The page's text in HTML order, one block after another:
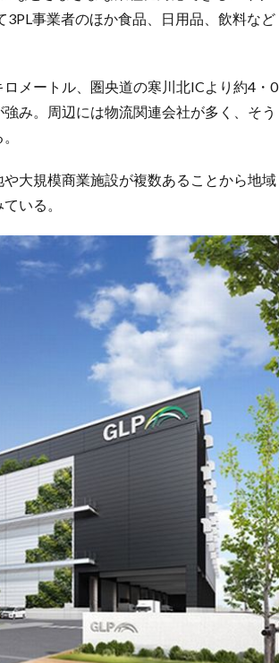
3PL事業者のほか食品、日用品、飲料など
メートル、圏央道の寒川北ICより約4・0
み。周辺には物流関連会社が多く、そう
大規模商業施設が複数あることから地域
いる。